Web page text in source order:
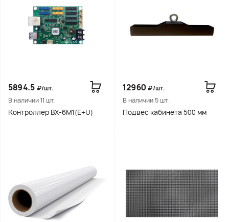
5894.5 ₽/шт.
В наличии 11 шт.
Контроллер BX-6M1(E+U)
12960 ₽/шт.
В наличии 5 шт.
Подвес кабинета 500 мм